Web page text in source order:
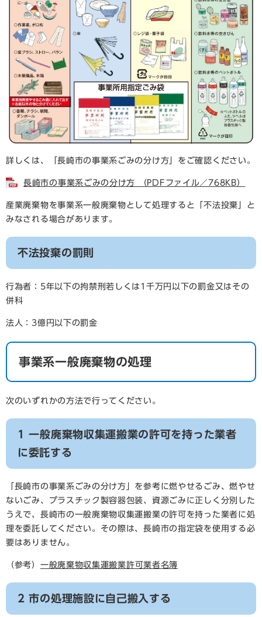
詳しくは、「長崎市の事業系ごみの分け方」をご確認ください。
長崎市の事業系ごみの分け方 （PDFファイル／768KB）
産業廃棄物を事業系一般廃棄物として処理すると「不法投棄」と
みなされる場合があります。
不法投棄の罰則
行為者：5年以下の拘禁刑若しくは1千万円以下の罰金又はその
併科
法人：3億円以下の罰金
事業系一般廃棄物の処理
次のいずれかの方法で行ってください。
1 一般廃棄物収集運搬業の許可を持った業者
に委託する
「長崎市の事業系ごみの分け方」を参考に燃やせるごみ、燃やせ
ないごみ、プラスチック製容器包装、資源ごみに正しく分別した
うえで、長崎市の一般廃棄物収集運搬業の許可を持った業者に処
理を委託してください。その際は、長崎市の指定袋を使用する必
要はありません。
（参考） 一般廃棄物収集運搬業許可業者名簿
2 市の処理施設に自己搬入する